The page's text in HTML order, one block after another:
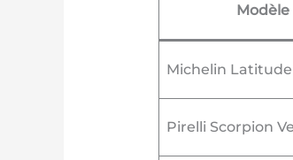
Modèle
Michelin Latitude
Pirelli Scorpion